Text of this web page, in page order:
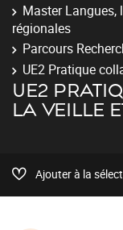
Master Langues,
régionales
Parcours
UE2 Pratique
UE2
LA VEILLE
Ajouter à la